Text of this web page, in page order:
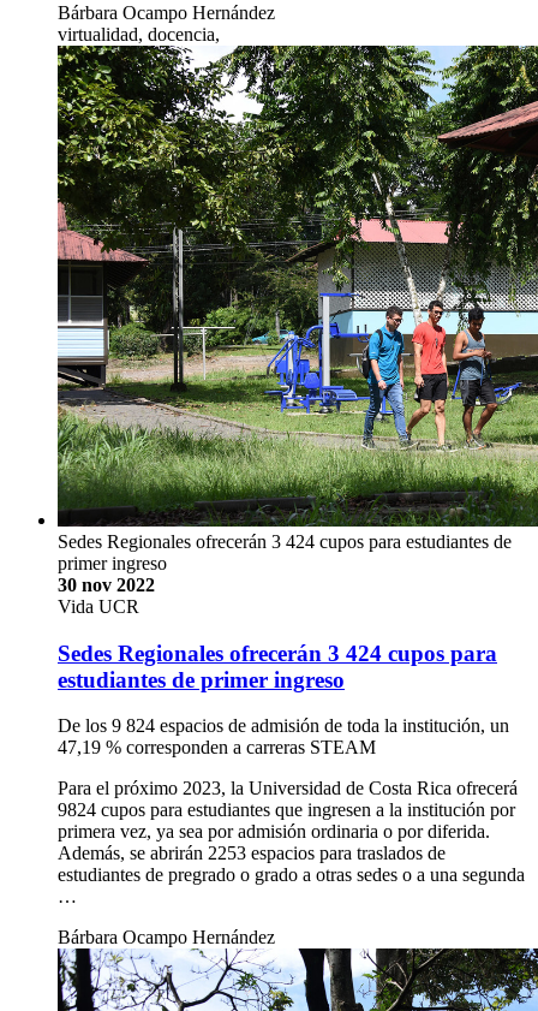
Bárbara Ocampo Hernández
virtualidad, docencia,
Sedes Regionales ofrecerán 3 424 cupos para estudiantes de
primer ingreso
30 nov 2022
Vida UCR
Sedes Regionales ofrecerán 3 424 cupos para
estudiantes de primer ingreso
De los 9 824 espacios de admisión de toda la institución, un
47,19 % corresponden a carreras STEAM
Para el próximo 2023, la Universidad de Costa Rica ofrecerá
9824 cupos para estudiantes que ingresen a la institución por
primera vez, ya sea por admisión ordinaria o por diferida.
Además, se abrirán 2253 espacios para traslados de
estudiantes de pregrado o grado a otras sedes o a una segunda
…
Bárbara Ocampo Hernández